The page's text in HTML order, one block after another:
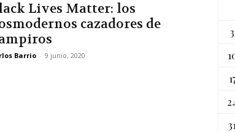
Lives Matter: los
cazadores de
Barrio - 9 junio, 2020
3
31